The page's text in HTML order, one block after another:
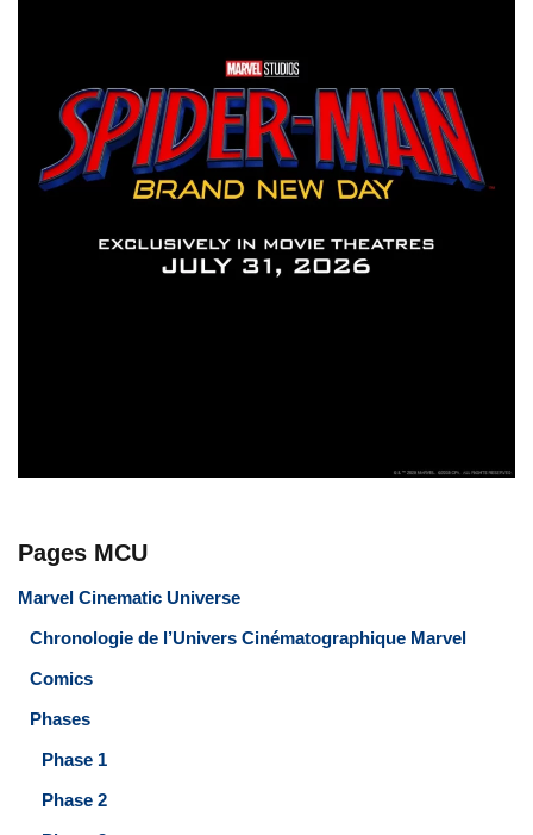
Pages MCU
Marvel Cinematic Universe
Chronologie de l’Univers Cinématographique Marvel
Comics
Phases
Phase 1
Phase 2